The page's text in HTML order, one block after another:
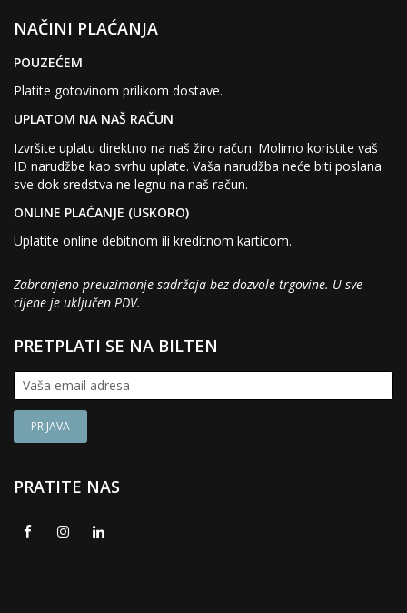
NAČINI PLAĆANJA
POUZEĆEM
Platite gotovinom prilikom dostave.
UPLATOM NA NAŠ RAČUN
Izvršite uplatu direktno na naš žiro račun. Molimo koristite vaš
ID narudžbe kao svrhu uplate. Vaša narudžba neće biti poslana
sve dok sredstva ne legnu na naš račun.
ONLINE PLAĆANJE (USKORO)
Uplatite online debitnom ili kreditnom karticom.
Zabranjeno preuzimanje sadržaja bez dozvole trgovine. U sve
cijene je uključen PDV.
PRETPLATI SE NA BILTEN
PRATITE NAS